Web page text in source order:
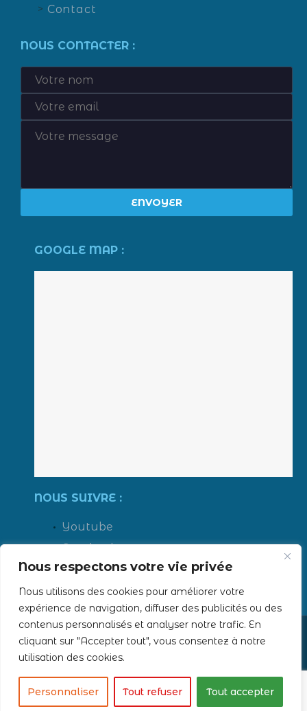
Nous respectons votre vie privée
Nous utilisons des cookies pour améliorer votre
expérience de navigation, diffuser des publicités ou des
contenus personnalisés et analyser notre trafic. En
cliquant sur "Accepter tout", vous consentez à notre
utilisation des cookies.
Personnaliser Tout refuser Tout accepter
Contact
NOUS CONTACTER :
GOOGLE MAP :
NOUS SUIVRE :
Youtube
Facebook
LinkedIn
Instagram
Tous droits réservés - 2019 ERTS -